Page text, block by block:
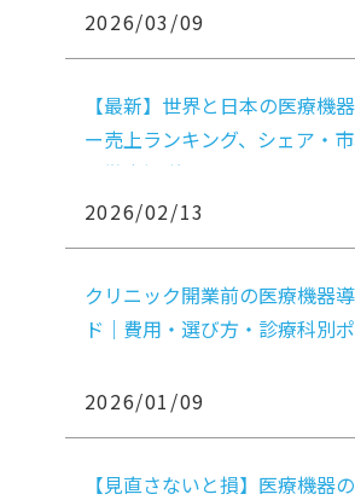
2026/03/09
【最新】世界と日本の医療機
ー売上ランキング、シェア・
を徹底解説
2026/02/13
クリニック開業前の医療機器
ド｜費用・選び方・診療科別
2026/01/09
【見直さないと損】医療機器